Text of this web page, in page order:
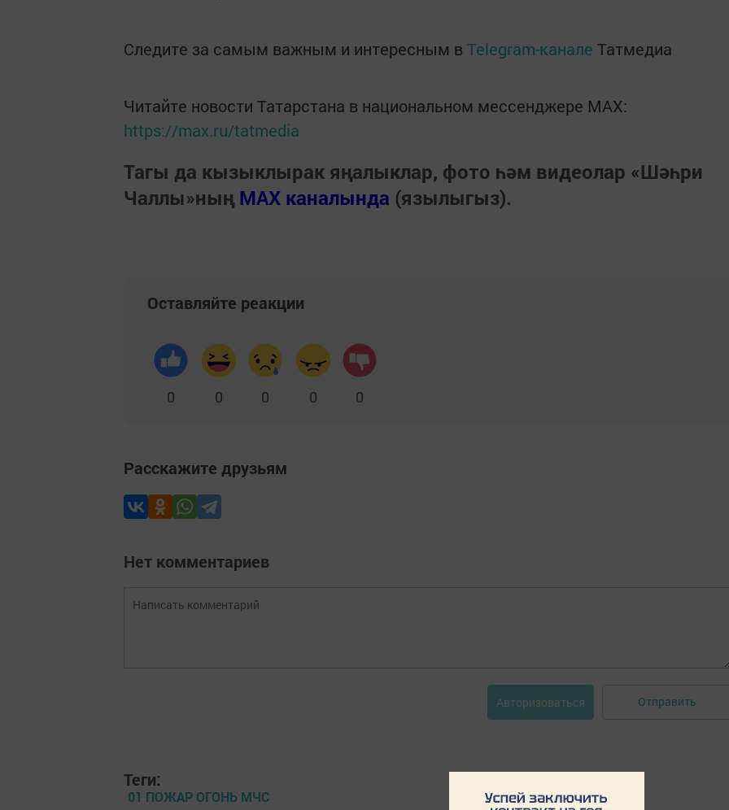
Следите за самым важным и интересным в Telegram-канале Татмедиа
Читайте новости Татарстана в национальном мессенджере MАХ:
https://max.ru/tatmedia
Тагы да кызыклырак яңалыклар, фото һәм видеолар «Шәһри
Чаллы»ның MAX каналында (язылыгыз).
Оставляйте реакции
0 0 0 0 0
Расскажите друзьям
Нет комментариев
Авторизоваться Отправить
Теги:
01 ПОЖАР ОГОНЬ МЧС